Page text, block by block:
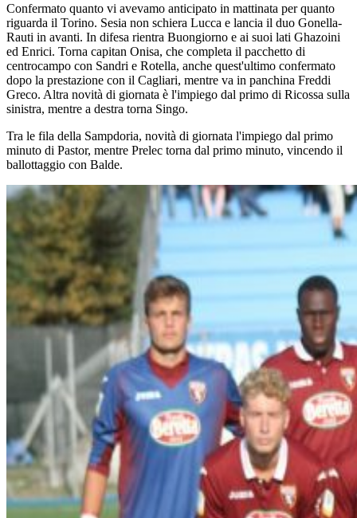
Confermato quanto vi avevamo anticipato in mattinata per quanto
riguarda il Torino. Sesia non schiera Lucca e lancia il duo Gonella-
Rauti in avanti. In difesa rientra Buongiorno e ai suoi lati Ghazoini
ed Enrici. Torna capitan Onisa, che completa il pacchetto di
centrocampo con Sandri e Rotella, anche quest'ultimo confermato
dopo la prestazione con il Cagliari, mentre va in panchina Freddi
Greco. Altra novità di giornata è l'impiego dal primo di Ricossa sulla
sinistra, mentre a destra torna Singo.
Tra le fila della Sampdoria, novità di giornata l'impiego dal primo
minuto di Pastor, mentre Prelec torna dal primo minuto, vincendo il
ballottaggio con Balde.